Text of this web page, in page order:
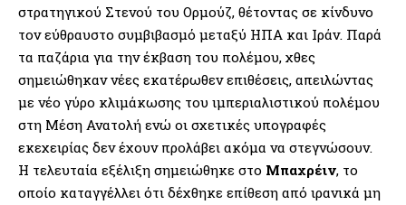
στρατηγικού Στενού του Ορμούζ, θέτοντας σε κίνδυνο
τον εύθραυστο συμβιβασμό μεταξύ ΗΠΑ και Ιράν. Παρά
τα παζάρια για την έκβαση του πολέμου, χθες
σημειώθηκαν νέες εκατέρωθεν επιθέσεις, απειλώντας
με νέο γύρο κλιμάκωσης του ιμπεριαλιστικού πολέμου
στη Μέση Ανατολή ενώ οι σχετικές υπογραφές
εκεχειρίας δεν έχουν προλάβει ακόμα να στεγνώσουν.
Η τελευταία εξέλιξη σημειώθηκε στο Μπαχρέιν, το
οποίο καταγγέλλει ότι δέχθηκε επίθεση από ιρανικά μη